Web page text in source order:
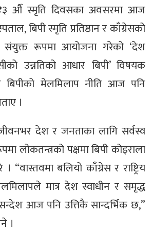
औँ स्मृति दिवसका अवसरमा आज
बिपी स्मृति प्रतिष्ठान र काँग्रेसको
रूपमा आयोजना गरेको ‘देश
उन्नतिको आधार बिपी’ विषयक
बिपीको मेलमिलाप नीति आज पनि
।
देश र जनताका लागि सर्वस्व
लोकतन्त्रको पक्षमा बिपी कोइराला
“वास्तवमा बलियो काँग्रेस र राष्ट्रिय
मात्र देश स्वाधीन र समृद्ध
आज पनि उत्तिकै सान्दर्भिक छ,”
।